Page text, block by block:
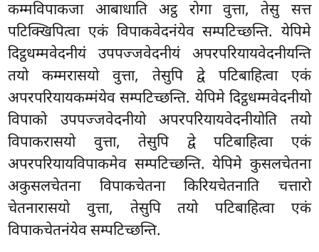
कम्मविपाकजा आबाधाति अट्ठ रोगा वुत्ता, तेसु सत्त
पटिक्खिपित्वा एकं विपाकवेदनंयेव सम्पटिच्छन्ति. येपिमे
दिट्ठधम्मवेदनीयं उपपज्जवेदनीयं अपरपरियायवेदनीयन्ति
तयो कम्मरासयो वुत्ता, तेसुपि द्वे पटिबाहित्वा एकं
अपरपरियायकम्मंयेव सम्पटिच्छन्ति. येपिमे दिट्ठधम्मवेदनीयो
विपाको उपपज्जवेदनीयो अपरपरियायवेदनीयोति तयो
विपाकरासयो वुत्ता, तेसुपि द्वे पटिबाहित्वा एकं
अपरपरियायविपाकमेव सम्पटिच्छन्ति. येपिमे कुसलचेतना
अकुसलचेतना विपाकचेतना किरियचेतनाति चत्तारो
चेतनारासयो वुत्ता, तेसुपि तयो पटिबाहित्वा एकं
विपाकचेतनंयेव सम्पटिच्छन्ति.